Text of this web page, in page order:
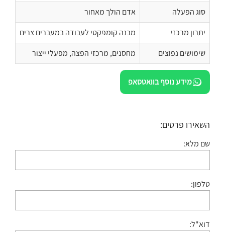
סוג הפעלה
אדם הולך מאחור
יתרון מרכזי
מבנה קומפקטי לעבודה במעברים צרים
שימושים נפוצים
מחסנים, מרכזי הפצה, מפעלי ייצור
מידע נוסף בוואטסאפ
השאירו פרטים:
שם מלא:
טלפון:
דוא"ל: